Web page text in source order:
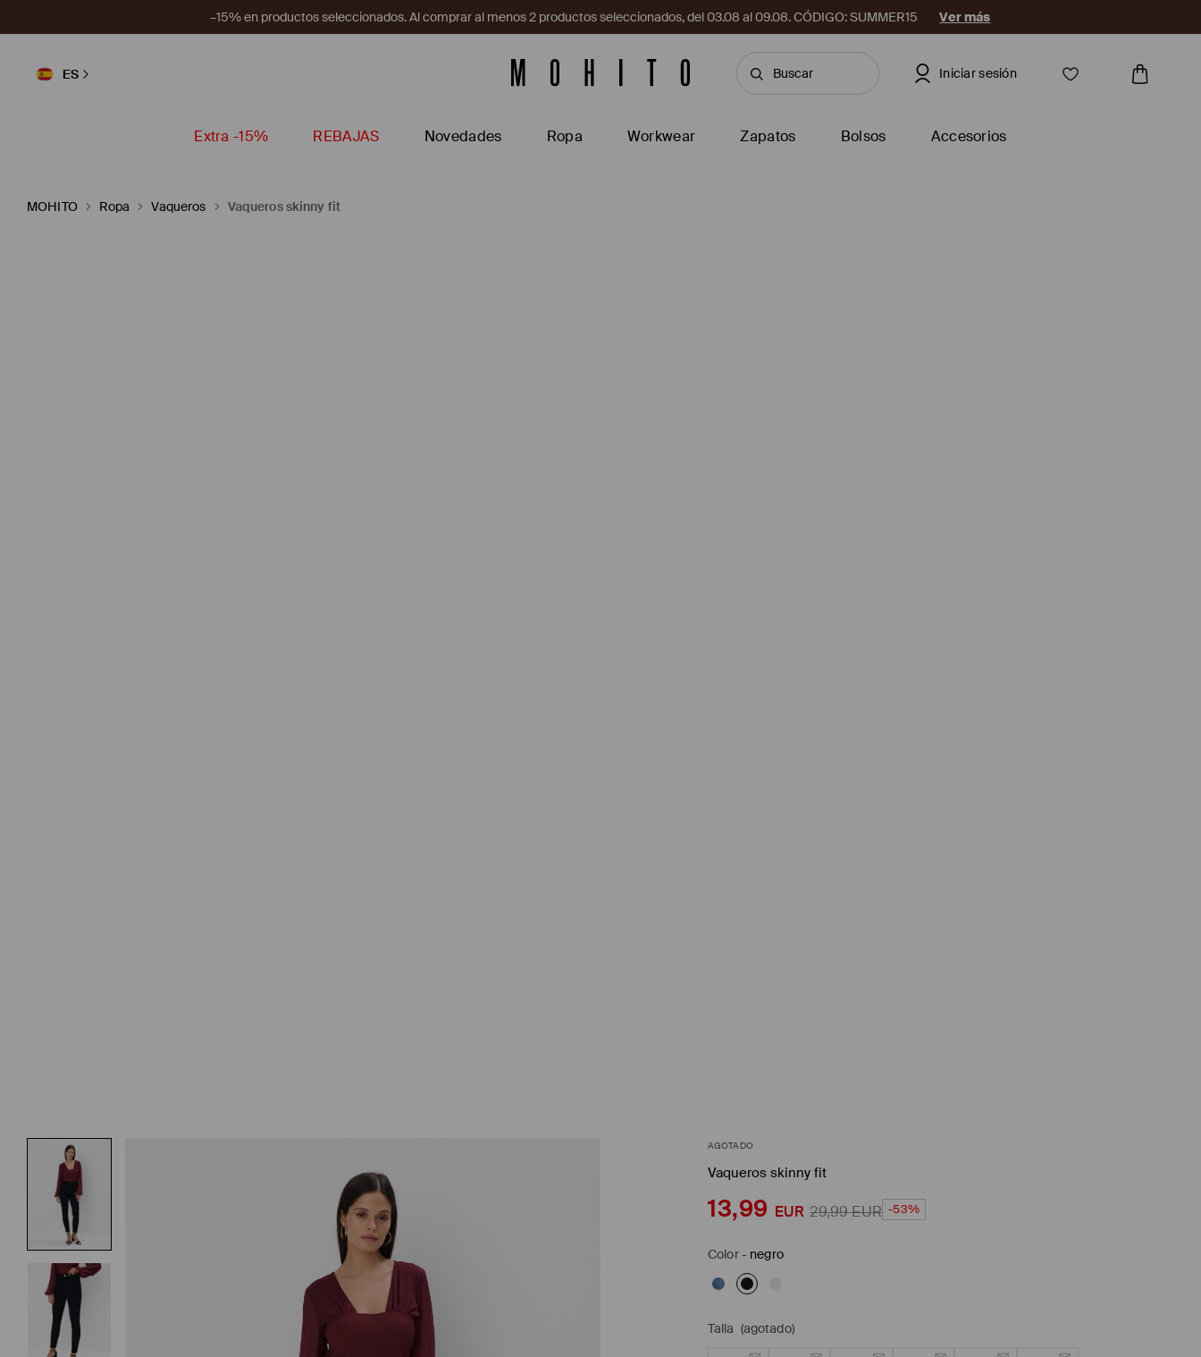
–15% en productos seleccionados. Al comprar al menos 2 productos seleccionados, del 03.08 al 09.08. CÓDIGO: SUMMER15 Ver más
ES Iniciar sesión
Extra -15% REBAJAS Novedades Ropa Workwear Zapatos Bolsos Accesorios
MOHITO Ropa Vaqueros Vaqueros skinny fit
AGOTADO
Vaqueros skinny fit
13,99 EUR 29,99EUR -53%
Color- negro
Talla (agotado)